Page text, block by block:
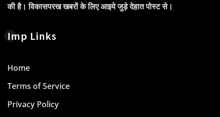
की है। विकासपरख खबरों के लिए आइये जुड़े देहात पोस्ट से।
Imp Links
Home
Terms of Service
Privacy Policy